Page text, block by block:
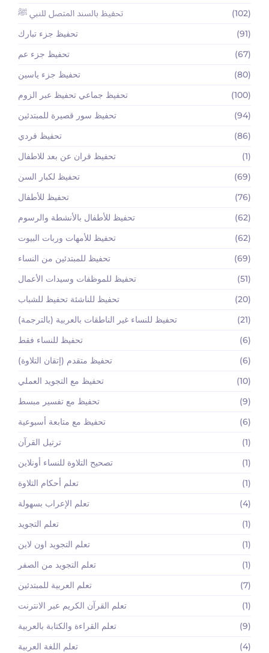
تحفيظ بالسند المتصل للنبي ﷺ
(102)
تحفيظ جزء تبارك
(91)
تحفيظ جزء عم
(67)
تحفيظ جزء ياسين
(80)
تحفيظ جماعي تحفيظ عبر الزوم
(100)
تحفيظ سور قصيرة للمبتدئين
(94)
تحفيظ فردي
(86)
تحفيظ قران عن بعد للاطفال
(1)
تحفيظ لكبار السن
(69)
تحفيظ للأطفال
(76)
تحفيظ للأطفال بالأنشطة والرسوم
(62)
تحفيظ للأمهات وربات البيوت
(62)
تحفيظ للمبتدئين من النساء
(69)
تحفيظ للموظفات وسيدات الأعمال
(51)
تحفيظ للناشئة تحفيظ للشباب
(20)
تحفيظ للنساء غير الناطقات بالعربية (بالترجمة)
(21)
تحفيظ للنساء فقط
(6)
تحفيظ متقدم (إتقان التلاوة)
(6)
تحفيظ مع التجويد العملي
(10)
تحفيظ مع تفسير مبسط
(9)
تحفيظ مع متابعة أسبوعية
(6)
ترتيل القرآن
(1)
تصحيح التلاوة للنساء أونلاين
(1)
تعلم أحكام التلاوة
(1)
تعلم الإعراب بسهولة
(4)
تعلم التجويد
(1)
تعلم التجويد اون لاين
(1)
تعلم التجويد من الصفر
(1)
تعلم العربية للمبتدئين
(7)
تعلم القرآن الكريم عبر الانترنت
(1)
تعلم القراءة والكتابة بالعربية
(9)
تعلم اللغة العربية
(4)